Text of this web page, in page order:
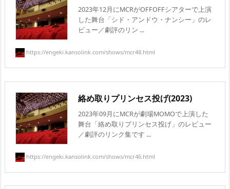
2023年12月にMCRがOFFOFFシアターで上演
した舞台「シド・アンドウ・ナンシー」のレ
ビュー／劇評のリン ...
https://engeki.kansolink.com/shows/mcr48.html
絡め取りプリンセス投げ(2023)
2023年09月にMCRが劇場MOMOで上演した
舞台「絡め取りプリンセス投げ」のレビュー
／劇評のリンク集です ...
https://engeki.kansolink.com/shows/mcr46.html